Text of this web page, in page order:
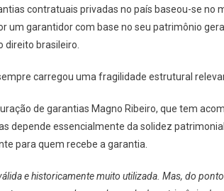
contratuais privadas no país baseou-se no
um garantidor com base no seu patrimônio
direito brasileiro.
carregou uma fragilidade estrutural
de garantias Magno Ribeiro, que tem
depende essencialmente da solidez
para quem recebe a garantia.
e historicamente muito utilizada. Mas, do